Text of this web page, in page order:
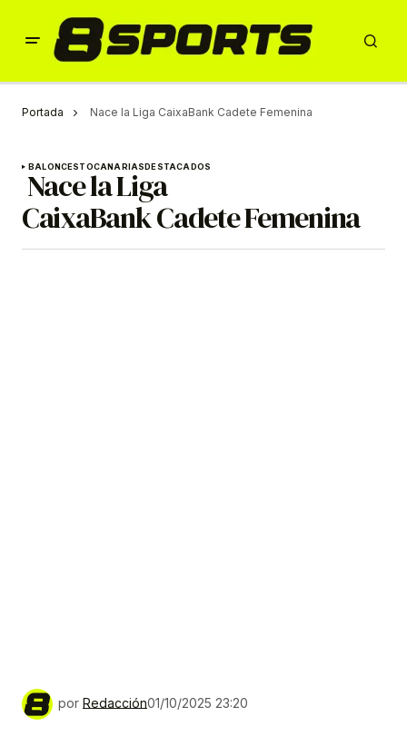
Portada Nace la Liga CaixaBank Cadete Femenina
BALONCESTOCANARIASDESTACADOS
Nace la Liga
CaixaBank Cadete Femenina
por Redacción01/10/2025 23:20